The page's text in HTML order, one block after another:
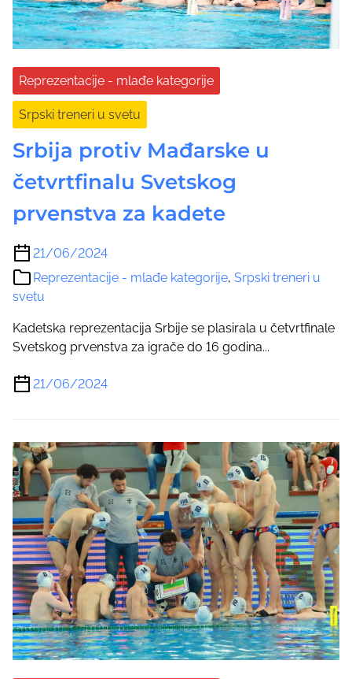
Reprezentacije - mlađe kategorije
Srpski treneri u svetu
Srbija protiv Mađarske u
četvrtfinalu Svetskog
prvenstva za kadete
21/06/2024
Reprezentacije - mlađe kategorije, Srpski treneri u
svetu
Kadetska reprezentacija Srbije se plasirala u četvrtfinale
Svetskog prvenstva za igrače do 16 godina...
21/06/2024